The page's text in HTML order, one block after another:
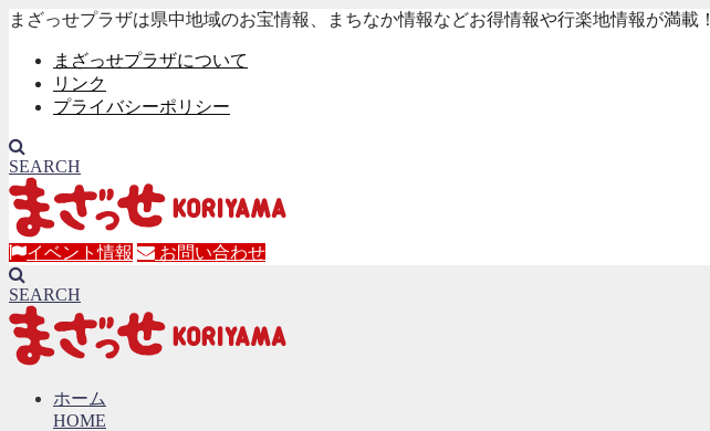
まざっせプラザは県中地域のお宝情報、まちなか情報などお得情報や行楽地情報が満載！
まざっせプラザについて
リンク
プライバシーポリシー
SEARCH
イベント情報 お問い合わせ
SEARCH
ホーム
HOME